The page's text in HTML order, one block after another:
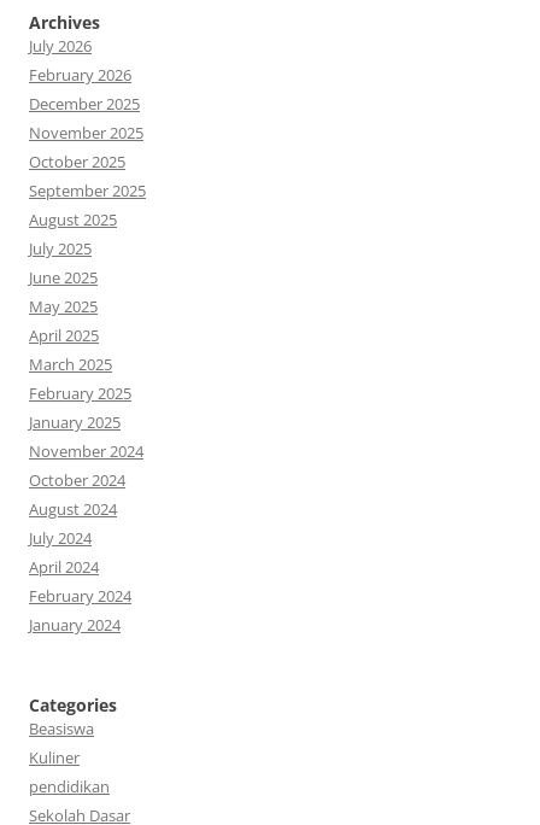
Archives
July 2026
February 2026
December 2025
November 2025
October 2025
September 2025
August 2025
July 2025
June 2025
May 2025
April 2025
March 2025
February 2025
January 2025
November 2024
October 2024
August 2024
July 2024
April 2024
February 2024
January 2024
Categories
Beasiswa
Kuliner
pendidikan
Sekolah Dasar